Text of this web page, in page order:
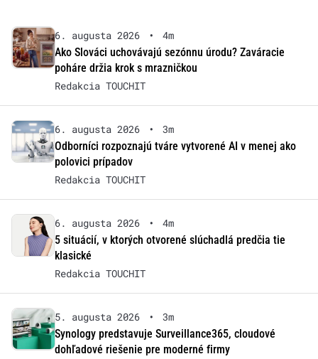
6. augusta 2026 •
4m
Ako Slováci uchovávajú sezónnu úrodu? Zaváracie
poháre držia krok s mrazničkou
Redakcia TOUCHIT
6. augusta 2026 •
3m
Odborníci rozpoznajú tváre vytvorené AI v menej ako
polovici prípadov
Redakcia TOUCHIT
6. augusta 2026 •
4m
5 situácií, v ktorých otvorené slúchadlá predčia tie
klasické
Redakcia TOUCHIT
5. augusta 2026 •
3m
Synology predstavuje Surveillance365, cloudové
dohľadové riešenie pre moderné firmy